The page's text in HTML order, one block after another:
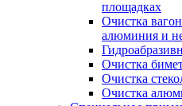
площадках
Очистка
алюминия и
Очистка
Очистка
Очистка